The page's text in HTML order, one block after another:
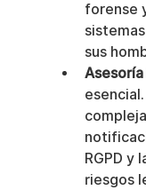
forense
sus
RGPD y
riesgos